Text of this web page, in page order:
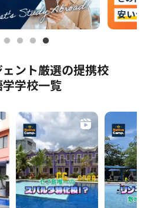
ント厳選の提携校
学校一覧